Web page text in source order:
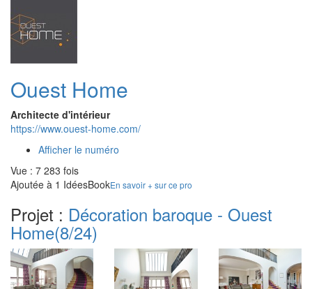
Ouest Home
Architecte d'intérieur
https://www.ouest-home.com/
Afficher le numéro
Vue : 7 283 fois
Ajoutée à 1 IdéesBookEn savoir + sur ce pro
Projet : Décoration baroque - Ouest
Home(8/24)